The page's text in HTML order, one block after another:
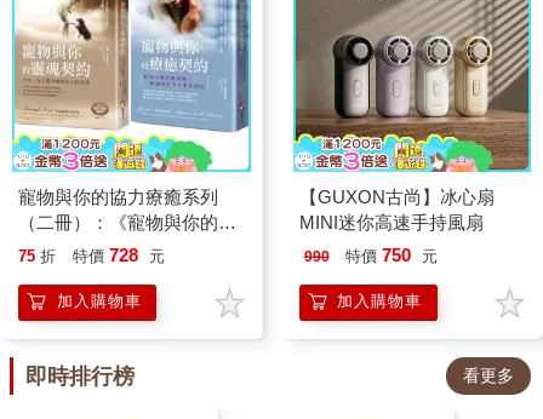
生聯繫的文學格局中。
應了彼此迥然相異的性格與生命
經驗。這樣的表現手法在繪本中
相當少見，為故事增添了鮮明的
視覺層次與閱讀趣味。 本書
也推薦搭配《因為我是「膽小
鬼」》一起閱讀。這本書從小鱷
魚「抖抖」的角度出發，描述他
在同一場雷擊後，進入暴龍「國
王」身體裡的經歷。同一場意
外，透過兩個角色各自不同的觀
點展開，讓孩子不只看見強者失
突然獲得力量時的慌張與掙扎。
覺得只要找到悟道的大師，把所
有的智慧都學起來，困境不就可
以解決了。我有一種被當頭棒喝
的感覺，因為我也是這樣：我一
直以為，累積才會帶來成長。但
比約恩提醒，心靈的成長也許不
是不斷往自己身上疊加更多東
西，而是一個慢慢放下、讓自己
變得輕盈的過程。 很感動的
是，比約恩在〈把船清空〉也說
出了不少人也許都有過的困擾：
在這個資訊如此豐富的時代，我
們只要眼睛一睜開，手一開始滑
寵物與你的協力療癒系列
（二冊）：《寵物與你的靈
魂契約：今生，為了協力療
你的療癒契約：修復五種情
感創傷，圓滿前世今生愛的
75 折 特價 728 元
加入購物車
【GUXON古尚】冰心扇
MINI迷你高速手持風扇
990 特價 750 元
加入購物車
即時排行榜 看更多